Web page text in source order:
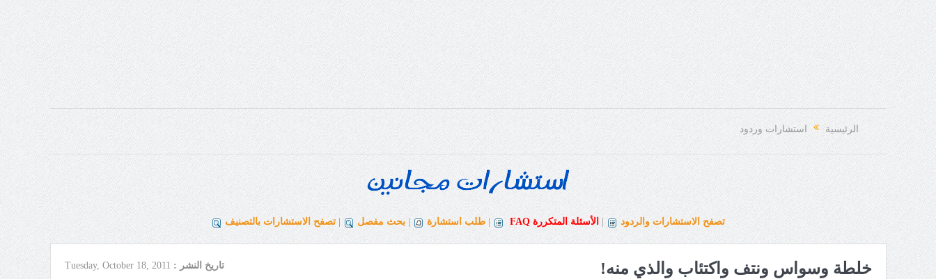
الرئيسية استشارات وردود
تصفح الاستشارات والردود الأسئلة المتكررة FAQ طلب استشارة | بحث مفصل | تصفح الاستشارات بالتصنيف
خلطة وسواس ونتف واكتئاب والذي منه! تاريخ النشر : Tuesday, October 18, 2011